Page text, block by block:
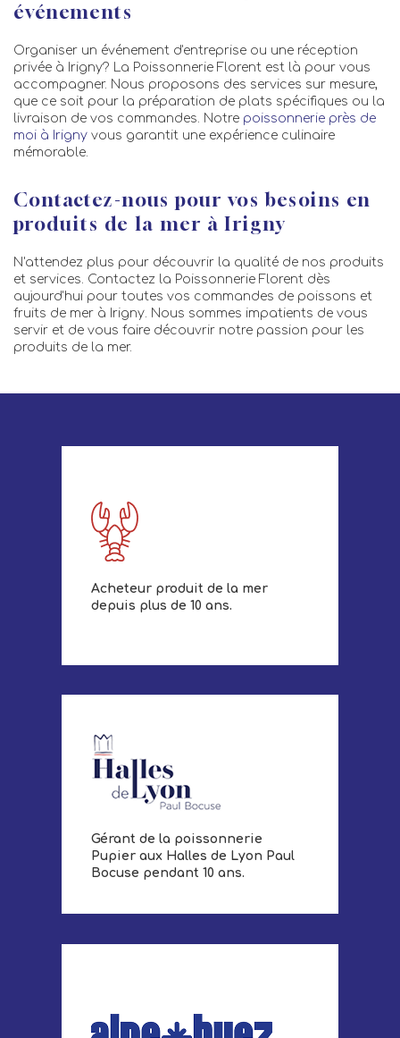
événements
Organiser un événement d'entreprise ou une réception
privée à Irigny? La Poissonnerie Florent est là pour vous
accompagner. Nous proposons des services sur mesure,
que ce soit pour la préparation de plats spécifiques ou la
livraison de vos commandes. Notre poissonnerie près de
moi à Irigny vous garantit une expérience culinaire
mémorable.
Contactez-nous pour vos besoins en
produits de la mer à Irigny
N'attendez plus pour découvrir la qualité de nos produits
et services. Contactez la Poissonnerie Florent dès
aujourd'hui pour toutes vos commandes de poissons et
fruits de mer à Irigny. Nous sommes impatients de vous
servir et de vous faire découvrir notre passion pour les
produits de la mer.
Acheteur produit de la mer
depuis plus de 10 ans.
Gérant de la poissonnerie
Pupier aux Halles de Lyon Paul
Bocuse pendant 10 ans.